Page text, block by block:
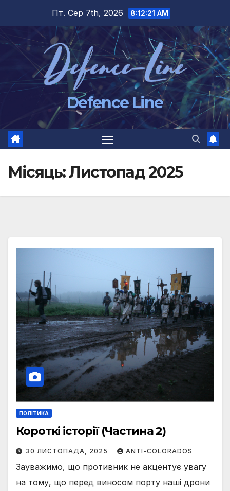
вмісту
Пт. Сер 7th, 2026 8:12:23 AM
Defence Line
Місяць:Листопад 2025
ПОЛІТИКА
Короткі історії (Частина 2)
30 ЛИСТОПАДА, 2025 ANTI-COLORADOS
Зауважимо, що противник не акцентує увагу
на тому, що перед виносом порту наші дрони